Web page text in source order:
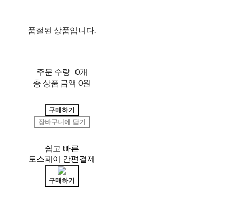
품절된 상품입니다.
주문 수량 0개
총 상품 금액 0원
구매하기
장바구니에 담기
쉽고 빠른
토스페이 간편결제
구매하기